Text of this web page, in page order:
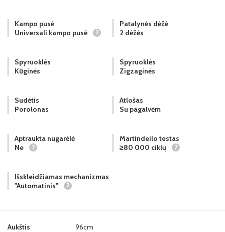
Aukštis 96cm
Kampo pusė
Universali kampo pusė
?
Patalynės dėžė
2 dėžės
Spyruoklės
Kūginės
Spyruoklės
Zigzaginės
Sudėtis
Porolonas
Atlošas
Su pagalvėm
Aptraukta nugarėlė
Ne
?
Martindeilo testas
≥80 000 ciklų
?
Išskleidžiamas mechanizmas
"Automatinis"
?